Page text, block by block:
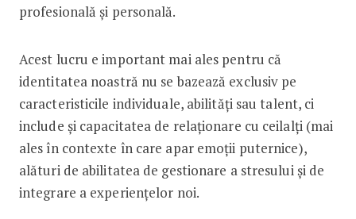
profesională și personală.
Acest lucru e important mai ales pentru că
identitatea noastră nu se bazează exclusiv pe
caracteristicile individuale, abilități sau talent, ci
include și capacitatea de relaționare cu ceilalți (mai
ales în contexte în care apar emoții puternice),
alături de abilitatea de gestionare a stresului și de
integrare a experiențelor noi.